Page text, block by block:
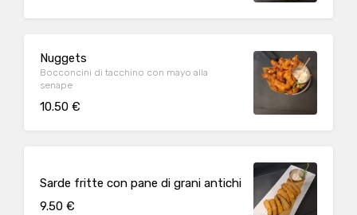
Nuggets
Bocconcini di tacchino con mayo alla
senape
10.50 €
Sarde fritte con pane di grani antichi
9.50 €